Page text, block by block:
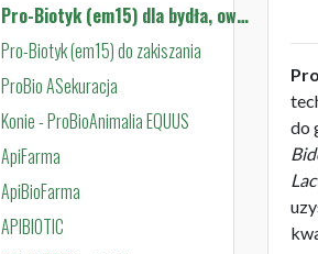
Pro-Biotyk (em15) dla bydła, owiec i kóz
Pro-Biotyk (em15) do zakiszania
ProBio ASekuracja
Konie - ProBioAnimalia EQUUS
ApiFarma
ApiBioFarma
APIBIOTIC
do